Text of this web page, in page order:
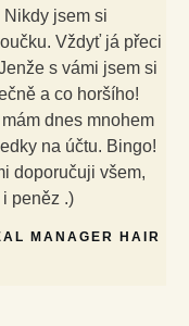
jsem si
Vždyť já přeci
s vámi jsem si
a co horšího!
dnes mnohem
na účtu. Bingo!
doporučuji všem,
peněz .)
MANAGER HAIR